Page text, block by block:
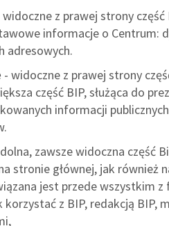
widoczne z prawej strony
informacje o Centrum:
adresowych.
- widoczne z prawej strony
część BIP, służąca do
informacji
zawsze widoczna część
stronie głównej, jak również
jest przede wszystkim
z BIP, redakcją BIP,